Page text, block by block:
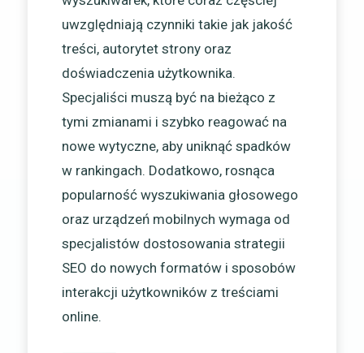
uwzględniają czynniki takie jak jakość
treści, autorytet strony oraz
doświadczenia użytkownika.
Specjaliści muszą być na bieżąco z
tymi zmianami i szybko reagować na
nowe wytyczne, aby uniknąć spadków
w rankingach. Dodatkowo, rosnąca
popularność wyszukiwania głosowego
oraz urządzeń mobilnych wymaga od
specjalistów dostosowania strategii
SEO do nowych formatów i sposobów
interakcji użytkowników z treściami
online.